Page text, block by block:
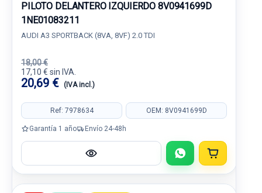
PILOTO DELANTERO IZQUIERDO 8V0941699D
1NE01083211
AUDI A3 SPORTBACK (8VA, 8VF) 2.0 TDI
18,00 €
17,10 € sin IVA.
20,69 € (IVA incl.)
Ref: 7978634 OEM: 8V0941699D
Garantía 1 año Envío 24-48h